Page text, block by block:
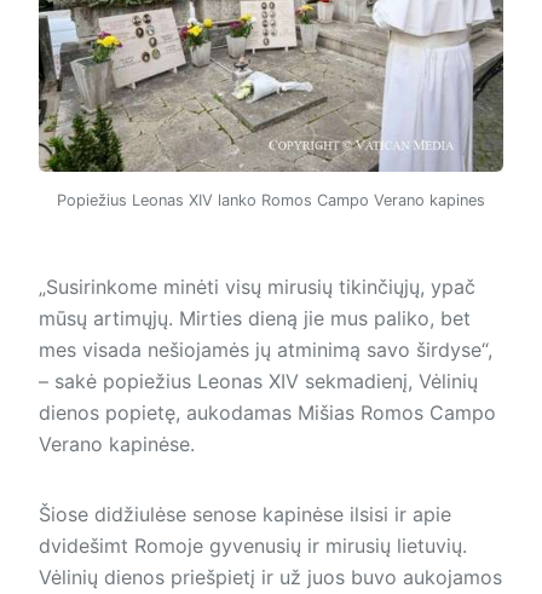
Popiežius Leonas XIV lanko Romos Campo Verano kapines
„Susirinkome minėti visų mirusių tikinčiųjų, ypač
mūsų artimųjų. Mirties dieną jie mus paliko, bet
mes visada nešiojamės jų atminimą savo širdyse“,
– sakė popiežius Leonas XIV sekmadienį, Vėlinių
dienos popietę, aukodamas Mišias Romos Campo
Verano kapinėse.
Šiose didžiulėse senose kapinėse ilsisi ir apie
dvidešimt Romoje gyvenusių ir mirusių lietuvių.
Vėlinių dienos priešpietį ir už juos buvo aukojamos